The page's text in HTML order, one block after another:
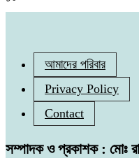
আমাদের পরিবার
Privacy Policy
Contact
সম্পাদক ও প্রকাশক : মোঃ